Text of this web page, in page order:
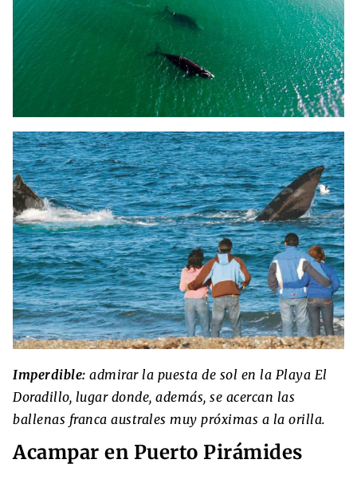
Imperdible: admirar la puesta de sol en la Playa El
Doradillo, lugar donde, además, se acercan las
ballenas franca australes muy próximas a la orilla.
Acampar en Puerto Pirámides